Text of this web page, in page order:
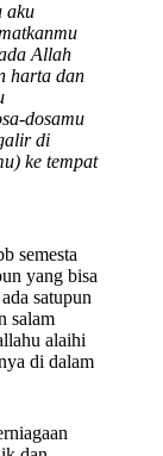
aku
Allah
harta dan
dosamu
di
ke tempat
semesta
yang bisa
satupun
salam
alaihi
di dalam